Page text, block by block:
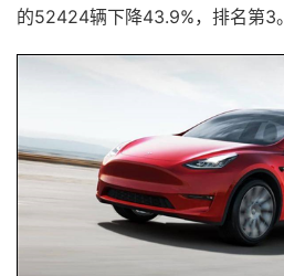
的52424辆下降43.9%，排名第3。